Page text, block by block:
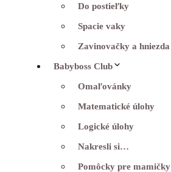
Do postieľky
Spacie vaky
Zavinovačky a hniezda
Babyboss Club
Omaľovánky
Matematické úlohy
Logické úlohy
Nakresli si…
Pomôcky pre mamičky